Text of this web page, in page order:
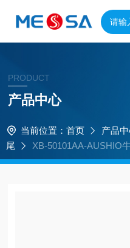
PRODUCT
产品中心
当前位置： 首页 产品
尾
XB-50101AA-AUSHIO